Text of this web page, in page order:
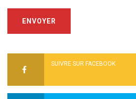
ENVOYER
SUIVRE SUR FACEBOOK